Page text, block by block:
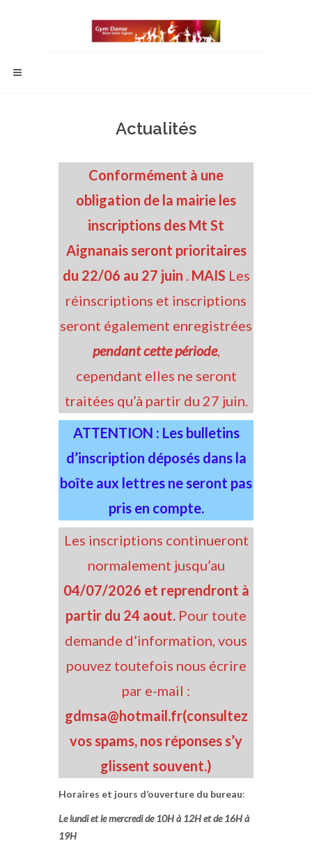
Actualités
Conformément à une
obligation de la mairie les
inscriptions des Mt St
Aignanais seront prioritaires
du 22/06 au 27 juin . MAIS Les
réinscriptions et inscriptions
seront également enregistrées
pendant cette période,
cependant elles ne seront
traitées qu’à partir du 27 juin.
ATTENTION : Les bulletins
d’inscription déposés dans la
boîte aux lettres ne seront pas
pris en compte.
Les inscriptions continueront
normalement jusqu’au
04/07/2026 et reprendront à
partir du 24 aout. Pour toute
demande d’information, vous
pouvez toutefois nous écrire
par e-mail :
gdmsa@hotmail.fr(consultez
vos spams, nos réponses s’y
glissent souvent.)
Horaires et jours d’ouverture du bureau:
Le lundi et le mercredi de 10H à 12H et de 16H à
19H